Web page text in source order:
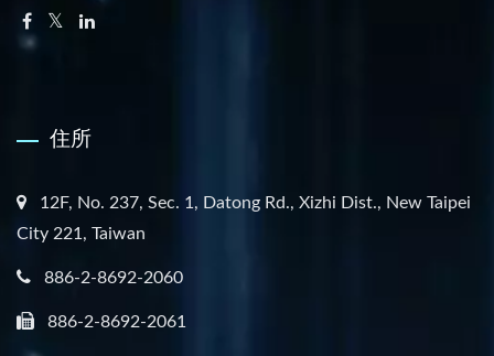
住所
12F, No. 237, Sec. 1, Datong Rd., Xizhi Dist., New Taipei
City 221, Taiwan
886-2-8692-2060
886-2-8692-2061